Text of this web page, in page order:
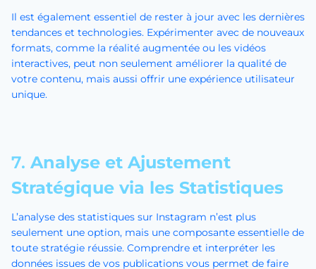
Il est également essentiel de rester à jour avec les dernières
tendances et technologies. Expérimenter avec de nouveaux
formats, comme la réalité augmentée ou les vidéos
interactives, peut non seulement améliorer la qualité de
votre contenu, mais aussi offrir une expérience utilisateur
unique.
7. Analyse et Ajustement
Stratégique via les Statistiques
L’analyse des statistiques sur Instagram n’est plus
seulement une option, mais une composante essentielle de
toute stratégie réussie. Comprendre et interpréter les
données issues de vos publications vous permet de faire